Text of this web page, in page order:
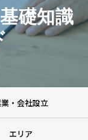
礎知識
・会社設立
エリア